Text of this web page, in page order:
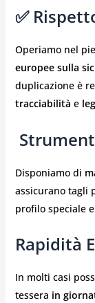
✅
Operiamo nel
europee sulla
duplicazione è
tracciabilità e
Disponiamo di
assicurano tagli
profilo speciale
Rapidità
In molti casi
tessera in